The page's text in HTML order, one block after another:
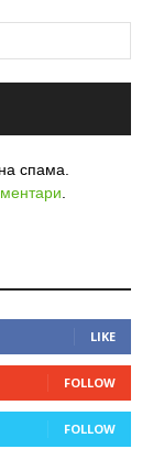
спама.
LIKE
FOLLOW
FOLLOW